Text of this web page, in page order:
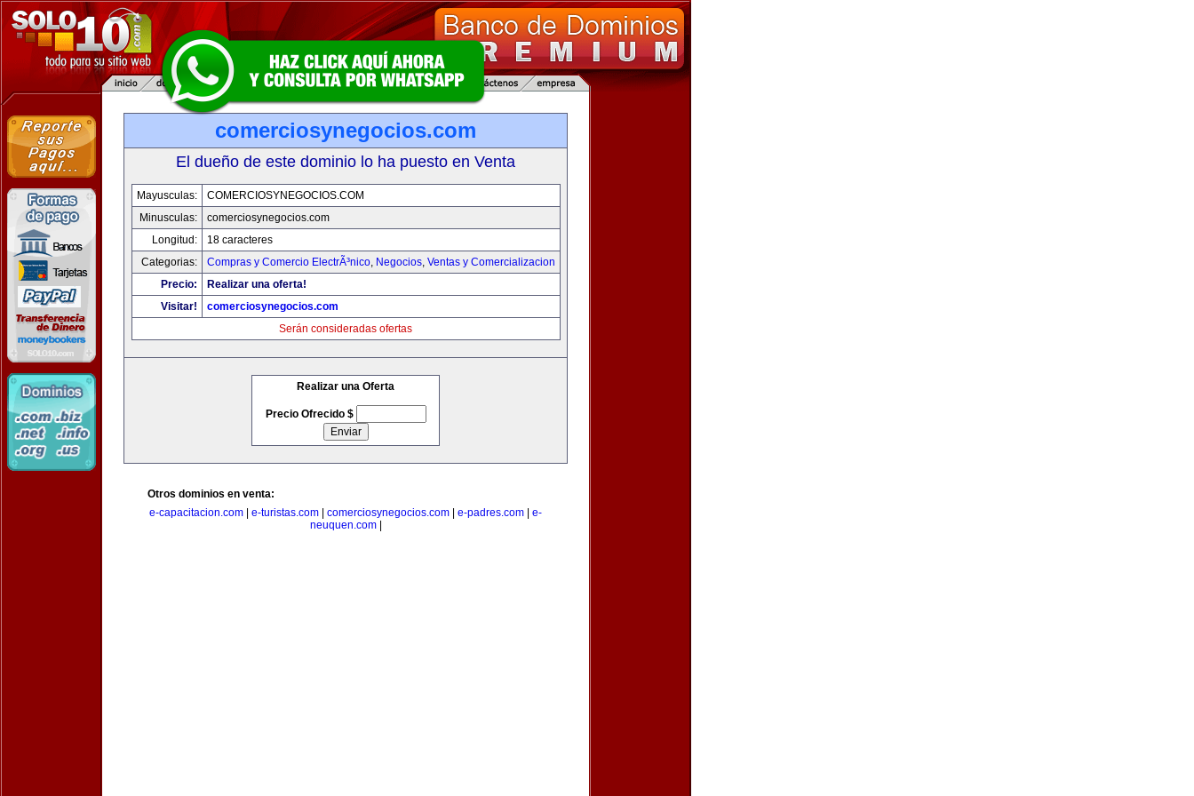
comerciosynegocios.com
El dueño de este dominio lo ha puesto en Venta
Mayusculas:
COMERCIOSYNEGOCIOS.COM
Minusculas:
comerciosynegocios.com
Longitud:
18 caracteres
Categorias:
Compras y Comercio ElectrÃ³nico, Negocios, Ventas y Comercializacion
Precio:
Realizar una oferta!
Visitar!
comerciosynegocios.com
Serán consideradas ofertas
Realizar una Oferta
Precio Ofrecido $
Otros dominios en venta:
e-capacitacion.com
e-turistas.com comerciosynegocios.com e-padres.com
e-
neuquen.com|